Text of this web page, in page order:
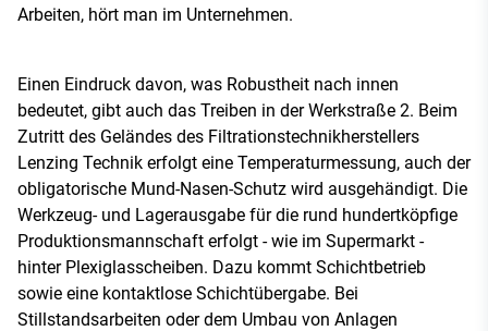
Arbeiten, hört man im Unternehmen.
Einen Eindruck davon, was Robustheit nach innen
bedeutet, gibt auch das Treiben in der Werkstraße 2. Beim
Zutritt des Geländes des Filtrationstechnikherstellers
Lenzing Technik erfolgt eine Temperaturmessung, auch der
obligatorische Mund-Nasen-Schutz wird ausgehändigt. Die
Werkzeug- und Lagerausgabe für die rund hundertköpfige
Produktionsmannschaft erfolgt - wie im Supermarkt -
hinter Plexiglasscheiben. Dazu kommt Schichtbetrieb
sowie eine kontaktlose Schichtübergabe. Bei
Stillstandsarbeiten oder dem Umbau von Anlagen